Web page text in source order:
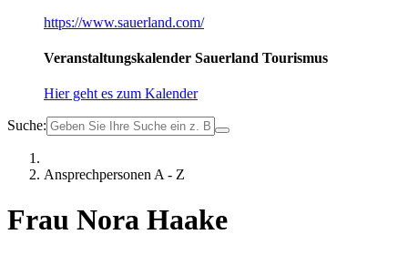
https://www.sauerland.com/
Veranstaltungskalender Sauerland Tourismus
Hier geht es zum Kalender
Suche:
Ansprechpersonen A - Z
Frau Nora Haake